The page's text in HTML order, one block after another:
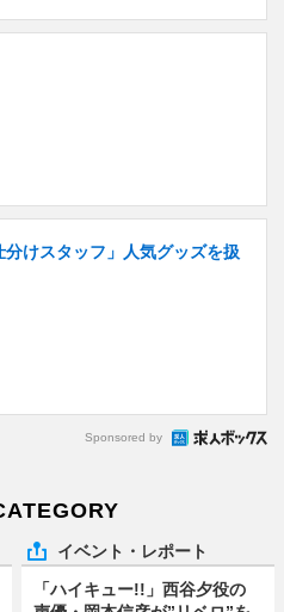
分けスタッフ」人気グッズを扱
Sponsored by
イベント・レポート
「ハイキュー!!」西谷夕役の